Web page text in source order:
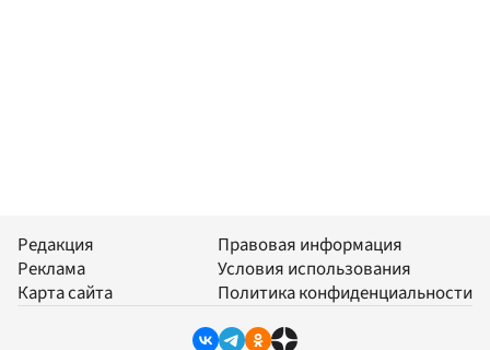
Редакция
Реклама
Карта сайта
Правовая информация
Условия использования
Политика конфиденциальности